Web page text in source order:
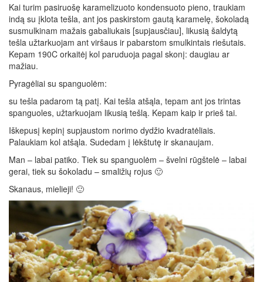
Kai turim pasiruošę karamelizuoto kondensuoto pieno, traukiam
indą su įklota tešla, ant jos paskirstom gautą karamelę, šokoladą
susmulkinam mažais gabaliukais [supjausčiau], likusią šaldytą
tešla užtarkuojam ant viršaus ir pabarstom smulkintais riešutais.
Kepam 190C orkaitėj kol paruduoja pagal skonį: daugiau ar
mažiau.
Pyragėliai su spanguolėm:
su tešla padarom tą patį. Kai tešla atšąla, tepam ant jos trintas
spanguoles, užtarkuojam likusią tešlą. Kepam kaip ir prieš tai.
Iškepusį kepinį supjaustom norimo dydžio kvadratėliais.
Palaukiam kol atšąla. Sudedam į lėkštutę ir skanaujam.
Man – labai patiko. Tiek su spanguolėm – švelni rūgštelė – labai
gerai, tiek su šokoladu – smaližių rojus 🙂
Skanaus, mielieji! 🙂